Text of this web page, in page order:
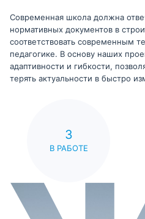
Современная школа должна
нормативных документов в
соответствовать современным
педагогике. В основу наших
адаптивности и гибкости,
терять актуальности в быстро
3
В РАБОТЕ